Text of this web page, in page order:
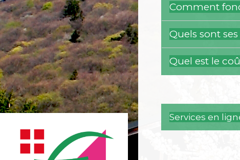
Comment
Quels sont
Quel est le
Services en